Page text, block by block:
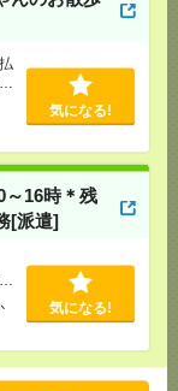
気になる!
～16時＊残
[派遣]
気になる!
日＆13-22
気になる！
16時！電話